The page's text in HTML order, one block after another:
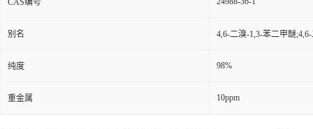
CAS编号
别名 4,6-二溴-1,3-苯二甲醚
纯度 98%
重金属 10ppm